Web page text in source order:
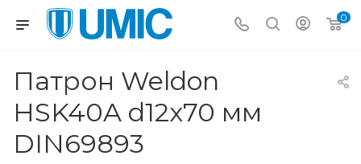
0
Патрон Weldon
HSK40A d12x70 мм
DIN69893